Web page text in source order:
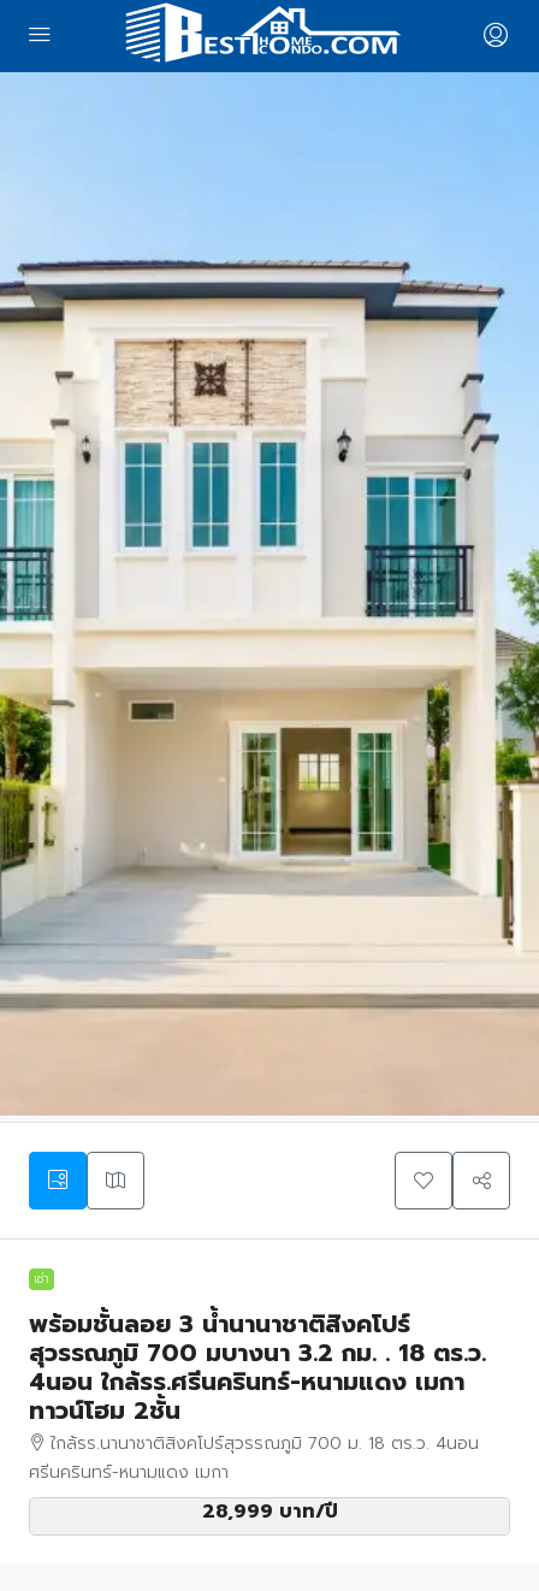
เช่า
พร้อมชั้นลอย 3 น้ำนานาชาติสิงคโปร์
สุวรรณภูมิ 700 มบางนา 3.2 กม. . 18 ตร.ว.
4นอน ใกล้รร.ศรีนครินทร์-หนามแดง เมกา
ทาวน์โฮม 2ชั้น
ใกล้รร.นานาชาติสิงคโปร์สุวรรณภูมิ 700 ม. 18 ตร.ว. 4นอน
ศรีนครินทร์-หนามแดง เมกา
28,999 บาท/ปี